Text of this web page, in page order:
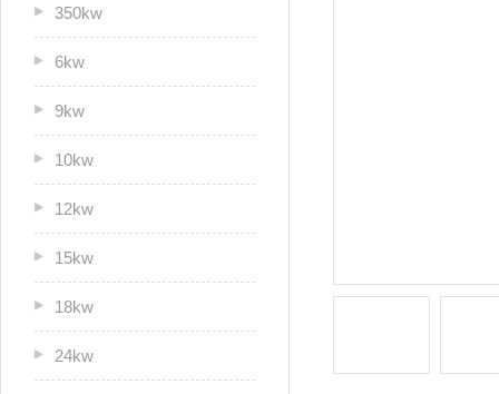
350kw
6kw
9kw
10kw
12kw
15kw
18kw
24kw